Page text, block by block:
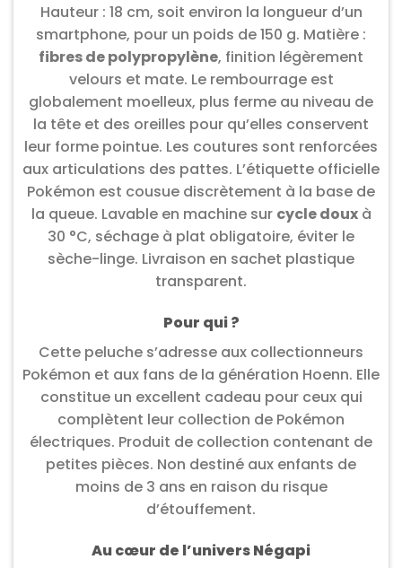
Hauteur : 18 cm, soit environ la longueur d’un
smartphone, pour un poids de 150 g. Matière :
fibres de polypropylène, finition légèrement
velours et mate. Le rembourrage est
globalement moelleux, plus ferme au niveau de
la tête et des oreilles pour qu’elles conservent
leur forme pointue. Les coutures sont renforcées
aux articulations des pattes. L’étiquette officielle
Pokémon est cousue discrètement à la base de
la queue. Lavable en machine sur cycle douxà
30 °C, séchage à plat obligatoire, éviter le
sèche-linge. Livraison en sachet plastique
transparent.
Pour qui ?
Cette peluche s’adresse aux collectionneurs
Pokémon et aux fans de la génération Hoenn. Elle
constitue un excellent cadeau pour ceux qui
complètent leur collection de Pokémon
électriques. Produit de collection contenant de
petites pièces. Non destiné aux enfants de
moins de 3 ans en raison du risque
d’étouffement.
Au cœur de l’univers Négapi